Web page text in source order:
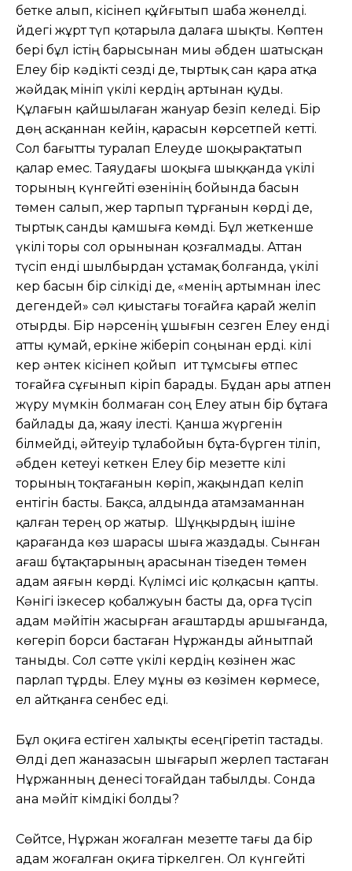
бетке алып, кісінеп құйғытып шаба жөнелді.
Үйдегі жұрт түп қотарыла далаға шықты. Көптен
бері бұл істің барысынан миы әбден шатысқан
Елеу бір кәдікті сезді де, тыртық сан қара атқа
жәйдақ мініп үкілі кердің артынан қуды.
Құлағын қайшылаған жануар безіп келеді. Бір
дөң асқаннан кейін, қарасын көрсетпей кетті.
Сол бағытты туралап Елеуде шоқырақтатып
қалар емес. Таяудағы шоқыға шыққанда үкілі
торының күнгейті өзенінің бойында басын
төмен салып, жер тарпып тұрғанын көрді де,
тыртық санды қамшыға көмді. Бұл жеткенше
үкілі торы сол орынынан қозғалмады. Аттан
түсіп енді шылбырдан ұстамақ болғанда, үкілі
кер басын бір сілкіді де, «менің артымнан ілес
дегендей» сәл қиыстағы тоғайға қарай желіп
отырды. Бір нәрсенің ұшығын сезген Елеу енді
атты қумай, еркіне жіберіп соңынан ерді. Үкілі
кер әнтек кісінеп қойып ит тұмсығы өтпес
тоғайға сұғынып кіріп барады. Бұдан ары атпен
жүру мүмкін болмаған соң Елеу атын бір бұтаға
байлады да, жаяу ілесті. Қанша жүргенін
білмейді, әйтеуір тұлабойын бұта-бүрген тіліп,
әбден кетеуі кеткен Елеу бір мезетте Үкілі
торының тоқтағанын көріп, жақындап келіп
ентігін басты. Бақса, алдында атамзаманнан
қалған терең ор жатыр. Шұңқырдың ішіне
қарағанда көз шарасы шыға жаздады. Сынған
ағаш бұтақтарының арасынан тізеден төмен
адам аяғын көрді. Күлімсі иіс қолқасын қапты.
Кәнігі ізкесер қобалжуын басты да, орға түсіп
адам мәйітін жасырған ағаштарды аршығанда,
көгеріп борси бастаған Нұржанды айнытпай
таныды. Сол сәтте үкілі кердің көзінен жас
парлап тұрды. Елеу мұны өз көзімен көрмесе,
ел айтқанға сенбес еді.
Бұл оқиға естіген халықты есеңгіретіп тастады.
Өлді деп жаназасын шығарып жерлеп тастаған
Нұржанның денесі тоғайдан табылды. Сонда
ана мәйіт кімдікі болды?
Сөйтсе, Нұржан жоғалған мезетте тағы да бір
адам жоғалған оқиға тіркелген. Ол күнгейті